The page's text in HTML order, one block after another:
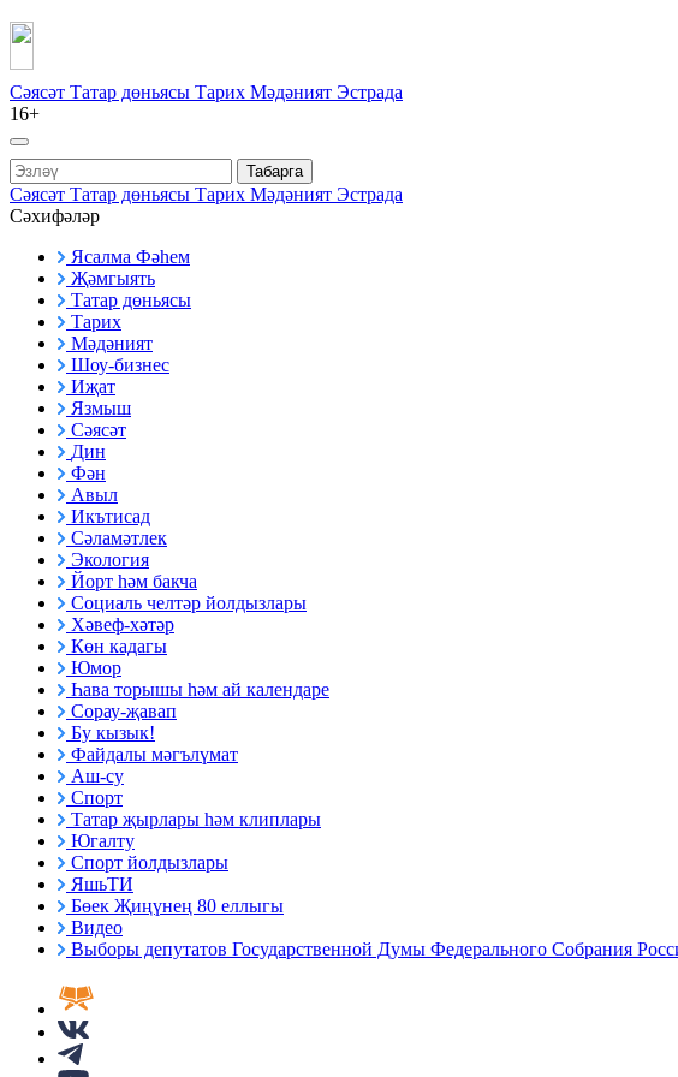
Сәясәт Татар дөньясы Тарих Мәдәният Эстрада
16+
Табарга
Сәясәт Татар дөньясы Тарих Мәдәният Эстрада
Сәхифәләр
Ясалма Фәһем
Җәмгыять
Татар дөньясы
Тарих
Мәдәният
Шоу-бизнес
Иҗат
Язмыш
Сәясәт
Дин
Фән
Авыл
Икътисад
Сәламәтлек
Экология
Йорт һәм бакча
Социаль челтәр йолдызлары
Хәвеф-хәтәр
Көн кадагы
Юмор
Һава торышы һәм ай календаре
Сорау-җавап
Бу кызык!
Файдалы мәгълүмат
Аш-су
Спорт
Татар җырлары һәм клиплары
Югалту
Спорт йолдызлары
ЯшьТИ
Бөек Җиңүнең 80 еллыгы
Видео
Выборы депутатов Государственной Думы Федерального Собрания